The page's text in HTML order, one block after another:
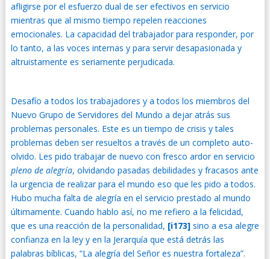
afligirse por el esfuerzo dual de ser efectivos en servicio
mientras que al mismo tiempo repelen reacciones
emocionales. La capacidad del trabajador para responder, por
lo tanto, a las voces internas y para servir desapasionada y
altruistamente es seriamente perjudicada.
Desafío a todos los trabajadores y a todos los miembros del
Nuevo Grupo de Servidores del Mundo a dejar atrás sus
problemas personales. Este es un tiempo de crisis y tales
problemas deben ser resueltos a través de un completo auto-
olvido. Les pido trabajar de nuevo con fresco ardor en servicio
pleno de alegría, olvidando pasadas debilidades y fracasos ante
la urgencia de realizar para el mundo eso que les pido a todos.
Hubo mucha falta de alegría en el servicio prestado al mundo
últimamente. Cuando hablo así, no me refiero a la felicidad,
que es una reacción de la personalidad, [i173] sino a esa alegre
confianza en la ley y en la Jerarquía que está detrás las
palabras bíblicas, “La alegría del Señor es nuestra fortaleza”.